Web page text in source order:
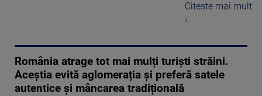
Citeste mai mult
›
România atrage tot mai mulți turiști străini.
Aceștia evită aglomerația și preferă satele
autentice și mâncarea tradițională